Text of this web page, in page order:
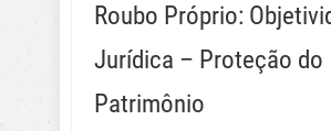
Roubo Próprio:
Jurídica – Proteção do
Patrimônio